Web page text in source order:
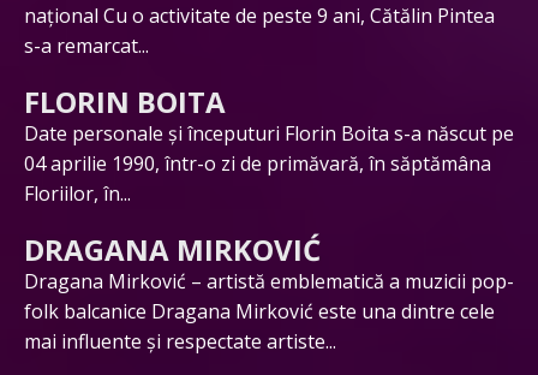
național Cu o activitate de peste 9 ani, Cătălin Pintea
s-a remarcat...
FLORIN BOITA
Date personale și începuturi Florin Boita s-a născut pe
04 aprilie 1990, într-o zi de primăvară, în săptămâna
Floriilor, în...
DRAGANA MIRKOVIĆ
Dragana Mirković – artistă emblematică a muzicii pop-
folk balcanice Dragana Mirković este una dintre cele
mai influente și respectate artiste...